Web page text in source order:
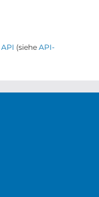
API (siehe API-